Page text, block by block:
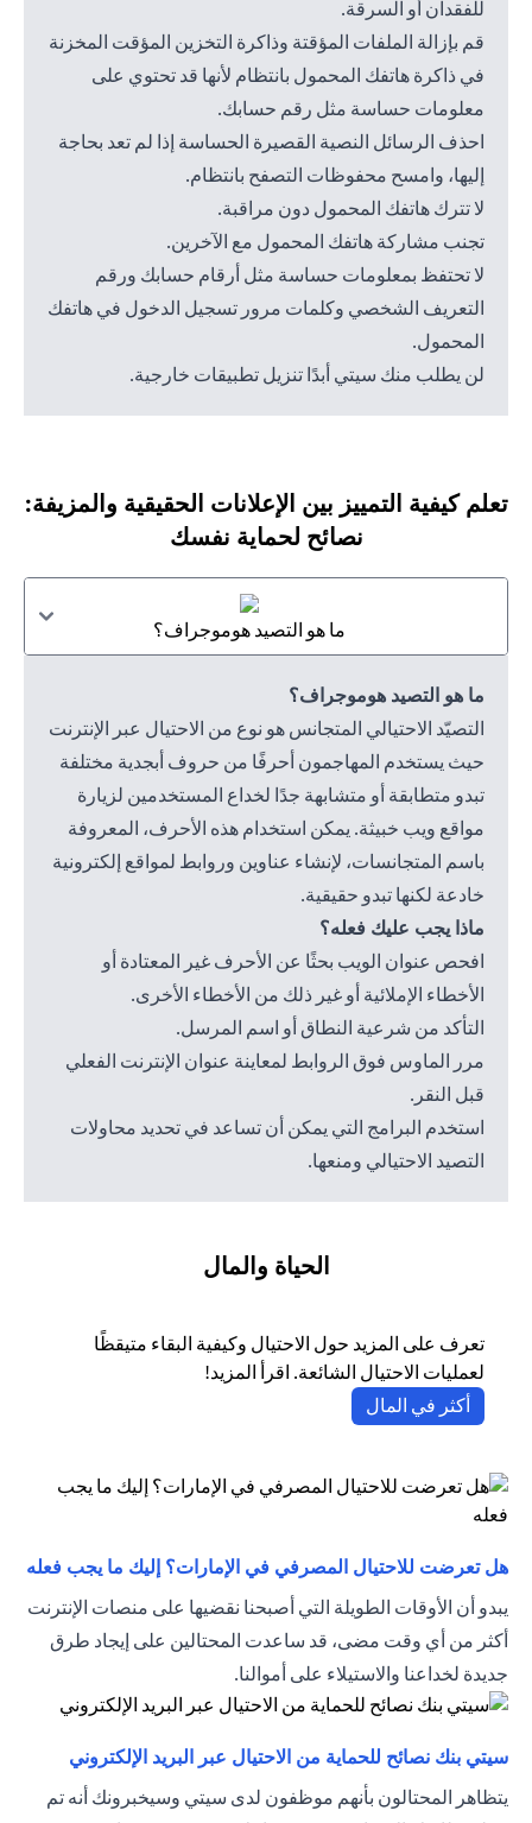
للفقدان أو السرقة.
قم بإزالة الملفات المؤقتة وذاكرة التخزين المؤقت المخزنة
في ذاكرة هاتفك المحمول بانتظام لأنها قد تحتوي على
معلومات حساسة مثل رقم حسابك.
احذف الرسائل النصية القصيرة الحساسة إذا لم تعد بحاجة
إليها، وامسح محفوظات التصفح بانتظام.
لا تترك هاتفك المحمول دون مراقبة.
تجنب مشاركة هاتفك المحمول مع الآخرين.
لا تحتفظ بمعلومات حساسة مثل أرقام حسابك ورقم
التعريف الشخصي وكلمات مرور تسجيل الدخول في هاتفك
المحمول.
لن يطلب منك سيتي أبدًا تنزيل تطبيقات خارجية.
تعلم كيفية التمييز بين الإعلانات الحقيقية والمزيفة:
نصائح لحماية نفسك
ما هو التصيد هوموجراف؟
ما هو التصيد هوموجراف؟
التصيّد الاحتيالي المتجانس هو نوع من الاحتيال عبر الإنترنت
حيث يستخدم المهاجمون أحرفًا من حروف أبجدية مختلفة
تبدو متطابقة أو متشابهة جدًا لخداع المستخدمين لزيارة
مواقع ويب خبيثة. يمكن استخدام هذه الأحرف، المعروفة
باسم المتجانسات، لإنشاء عناوين وروابط لمواقع إلكترونية
خادعة لكنها تبدو حقيقية.
ماذا يجب عليك فعله؟
افحص عنوان الويب بحثًا عن الأحرف غير المعتادة أو
الأخطاء الإملائية أو غير ذلك من الأخطاء الأخرى.
التأكد من شرعية النطاق أو اسم المرسل.
مرر الماوس فوق الروابط لمعاينة عنوان الإنترنت الفعلي
قبل النقر.
استخدم البرامج التي يمكن أن تساعد في تحديد محاولات
التصيد الاحتيالي ومنعها.
الحياة والمال
تعرف على المزيد حول الاحتيال وكيفية البقاء متيقظًا
لعمليات الاحتيال الشائعة. اقرأ المزيد!
أكثر في المال
هل تعرضت للاحتيال المصرفي في الإمارات؟ إليك ما يجب فعله
يبدو أن الأوقات الطويلة التي أصبحنا نقضيها على منصات الإنترنت
أكثر من أي وقت مضى، قد ساعدت المحتالين على إيجاد طرق
جديدة لخداعنا والاستيلاء على أموالنا.
سيتي بنك نصائح للحماية من الاحتيال عبر البريد الإلكتروني
يتظاهر المحتالون بأنهم موظفون لدى سيتي وسيخبرونك أنه تم